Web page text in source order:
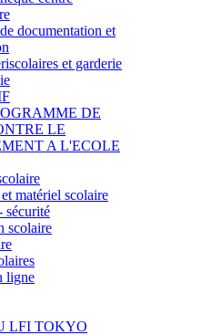
documentation et
et garderie
DE
LE
A L'ECOLE
matériel scolaire
sécurité
scolaire
ligne
LFI TOKYO